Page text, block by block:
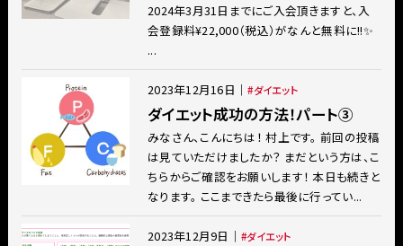
2024年3月31日までにご入会頂きますと、入
会登録料¥22,000（税込）がなんと無料に!!✨
...
2023年12月16日 ｜ ダイエット
ダイエット成功の方法！パート③
みなさん、こんにちは！ 村上です。 前回の投稿
は見ていただけましたか？ まだという方は、こ
ちらからご確認をお願いします！ 本日も続きと
なります。 ここまできたら最後に行ってい...
2023年12月9日 ｜ ダイエット